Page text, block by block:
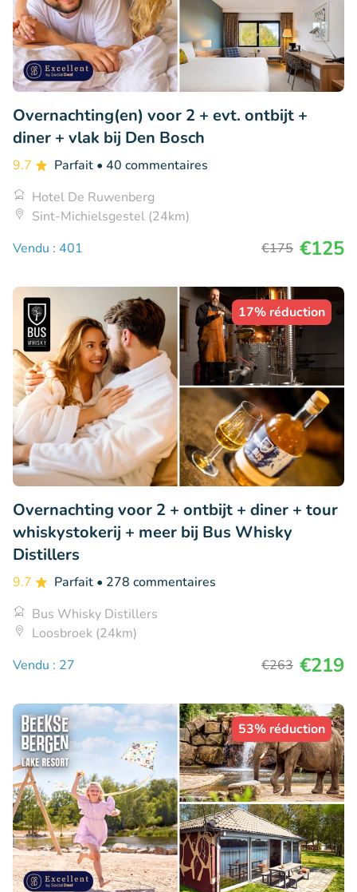
Overnachting(en) voor 2 + evt. ontbijt +
diner + vlak bij Den Bosch
9.7 Parfait • 40 commentaires
Hotel De Ruwenberg
Sint-Michielsgestel (24km)
Vendu : 401
€175 €125
17% réduction
Overnachting voor 2 + ontbijt + diner + tour
whiskystokerij + meer bij Bus Whisky
Distillers
9.7 Parfait • 278 commentaires
Bus Whisky Distillers
Loosbroek (24km)
Vendu : 27
€263 €219
53% réduction